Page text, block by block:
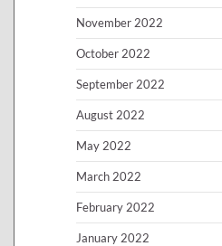
November 2022
October 2022
September 2022
August 2022
May 2022
March 2022
February 2022
January 2022